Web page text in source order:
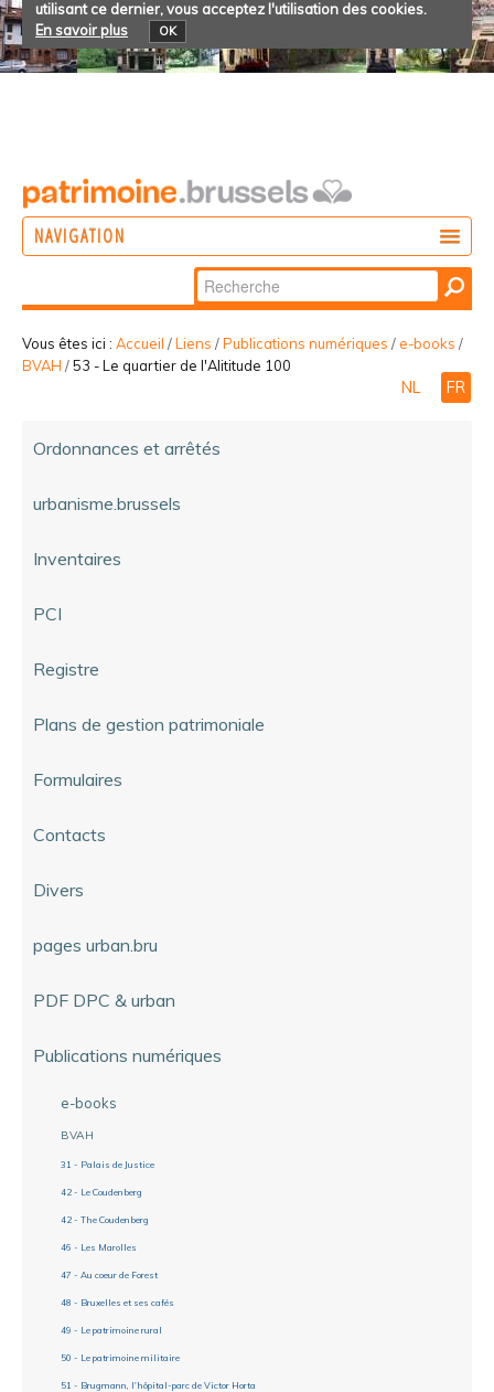
utilisant ce dernier, vous acceptez l'utilisation des cookies.
En savoir plus
OK
NAVIGATION
PARTICIPER
Chercher par
Recherche
avancée…
Vous êtes ici : Accueil /Liens /Publications numériques / e-books /
BVAH /53 - Le quartier de l'Alititude 100
NL FR
Ordonnances et arrêtés
urbanisme.brussels
Inventaires
PCI
Registre
Plans de gestion patrimoniale
Formulaires
Contacts
Divers
pages urban.bru
PDF DPC & urban
Publications numériques
e-books
BVAH
31 - Palais de Justice
42 - Le Coudenberg
42 - The Coudenberg
46 - Les Marolles
47 - Au coeur de Forest
48 - Bruxelles et ses cafés
49 - Le patrimoine rural
50 - Le patrimoine militaire
51 - Brugmann, l'hôpital-parc de Victor Horta